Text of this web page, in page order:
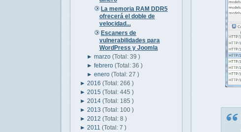
La memoria RAM DDR5
ofrecerá el doble de
velocidad...
Escaners de
vulnerabilidades para
WordPress y Joomla
►marzo(Total: 39 )
►febrero(Total: 36 )
►enero(Total: 27 )
► 2016 (Total: 266 )
► 2015 (Total: 445 )
► 2014 (Total: 185 )
► 2013 (Total: 100 )
► 2012 (Total: 8 )
► 2011 (Total: 7 )